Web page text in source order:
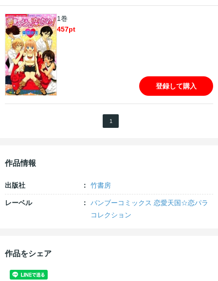
うきららが最後に選ぶ運命の相手は誰？恋に一生懸命な女のコたち
に贈る、愛とＨがいっぱいのドラマチック・ラブ！
1巻
457pt
登録して購入
1
作品情報
出版社 竹書房
レーベル
バンブーコミックス 恋愛天国☆恋パラ
コレクション
作品をシェア